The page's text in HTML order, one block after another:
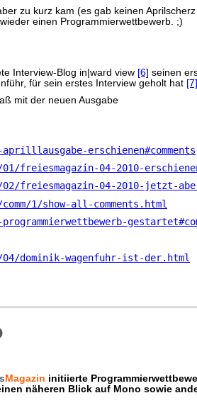
zu kurz kam (es gab keinen
einen Programmierwettbewerb. ;)
Interview-Blog in|ward view [6] seinen
für sein erstes Interview geholt hat [7]
mit der neuen Ausgabe
erschienen#comments
freiesmagazin-04-2010-
freiesmagazin-04-2010-jetzt-
1/show-all-comments.html
dominik-wagenfuhr-ist-der.html
Magazin initiierte
näheren Blick auf Mono sowie